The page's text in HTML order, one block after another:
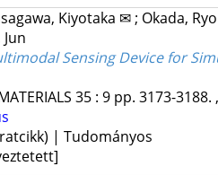
Kiyotaka ✉; Okada,
Sensing Device for
35: 9 pp. 3173-3188.
| Tudományos